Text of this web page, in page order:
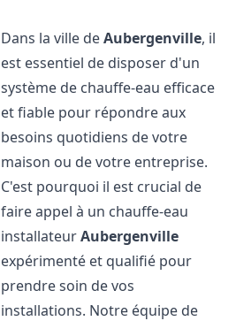
Dans la ville deAubergenville, il
est essentiel de disposer d'un
système de chauffe-eau efficace
et fiable pour répondre aux
besoins quotidiens de votre
maison ou de votre entreprise.
C'est pourquoi il est crucial de
faire appel à un chauffe-eau
installateurAubergenville
expérimenté et qualifié pour
prendre soin de vos
installations. Notre équipe de